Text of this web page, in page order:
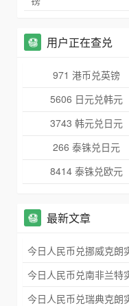
用户正在查兑
971 港币兑英镑
5606 日元兑韩元
3743 韩元兑日元
266 泰铢兑日元
8414 泰铢兑欧元
最新文章